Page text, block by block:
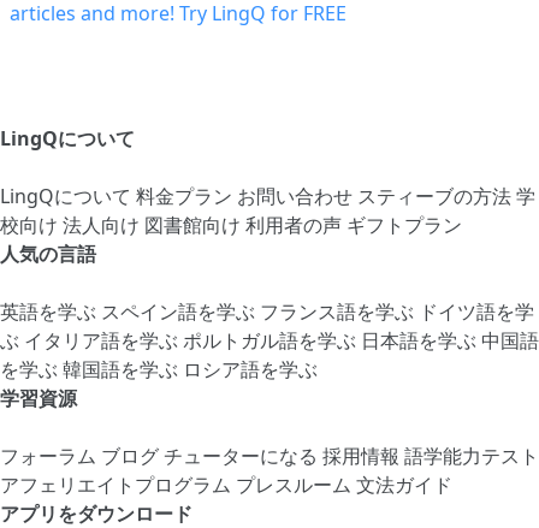
LingQについて
LingQについて 料金プラン お問い合わせ スティーブの方法学
校向け 法人向け 図書館向け 利用者の声 ギフトプラン
人気の言語
英語を学ぶ スペイン語を学ぶ フランス語を学ぶ ドイツ語を学
ぶ イタリア語を学ぶ ポルトガル語を学ぶ 日本語を学ぶ 中国語
を学ぶ 韓国語を学ぶ ロシア語を学ぶ
学習資源
フォーラム ブログチューターになる 採用情報 語学能力テスト
アフェリエイトプログラム プレスルーム 文法ガイド
アプリをダウンロード